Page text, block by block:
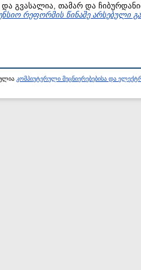
და გვასალია, თამარ და
რეფორმის წინაშე არსებული
კომპიუტერული მეცნიერებებისა და